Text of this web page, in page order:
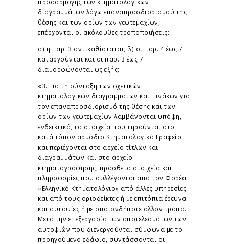
διαγραμμάτων λόγω επαναπροσδιορισμού της
θέσης και των ορίων των γεωτεμαχίων,
επέρχονται οι ακόλουθες τροποποιήσεις:
α) η παρ. 3 αντικαθίσταται, β) οι παρ. 4 έως 7
καταργούνται και οι παρ. 3 έως 7
διαμορφώνονται ως εξής:
«3. Για τη σύνταξη των σχετικών
κτηματολογικών διαγραμμάτων και πινάκων για
τον επαναπροσδιορισμό της θέσης και των
ορίων των γεωτεμαχίων λαμβάνονται υπόψη,
ενδεικτικά, τα στοιχεία που τηρούνται στο
κατά τόπον αρμόδιο Κτηματολογικό Γραφείο
και περιέχονται στο αρχείο τίτλων και
διαγραμμάτων και στο αρχείο
κτηματογράφησης, πρόσθετα στοιχεία και
πληροφορίες που συλλέγονται από τον Φορέα
«Ελληνικό Κτηματολόγιο» από άλλες υπηρεσίες
και από τους οριοδείκτες ή με επιτόπια έρευνα
και αυτοψίες ή με οποιονδήποτε άλλον τρόπο.
Μετά την επεξεργασία των αποτελεσμάτων των
αυτοψιών που διενεργούνται σύμφωνα με το
προηγούμενο εδάφιο, συντάσσονται οι